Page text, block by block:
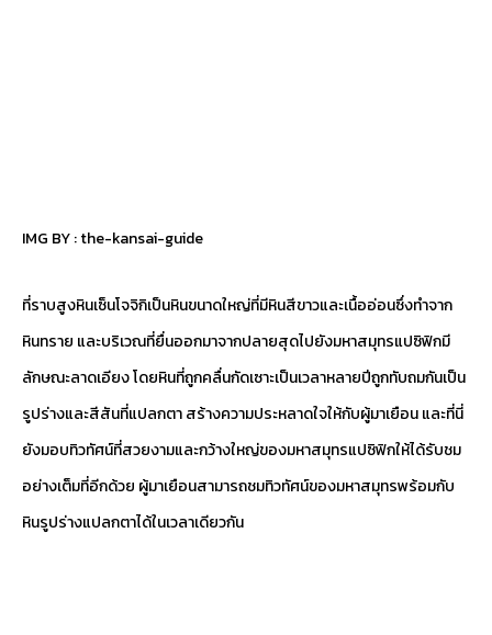
IMG BY :the-kansai-guide
ที่ราบสูงหินเซ็นโจจิกิเป็นหินขนาดใหญ่ที่มีหินสีขาวและเนื้ออ่อนซึ่งทำจาก
หินทราย และบริเวณที่ยื่นออกมาจากปลายสุดไปยังมหาสมุทรแปซิฟิกมี
ลักษณะลาดเอียง โดยหินที่ถูกคลื่นกัดเซาะเป็นเวลาหลายปีถูกทับถมกันเป็น
รูปร่างและสีสันที่แปลกตา สร้างความประหลาดใจให้กับผู้มาเยือน และที่นี่
ยังมอบทิวทัศน์ที่สวยงามและกว้างใหญ่ของมหาสมุทรแปซิฟิกให้ได้รับชม
อย่างเต็มที่อีกด้วย ผู้มาเยือนสามารถชมทิวทัศน์ของมหาสมุทรพร้อมกับ
หินรูปร่างแปลกตาได้ในเวลาเดียวกัน